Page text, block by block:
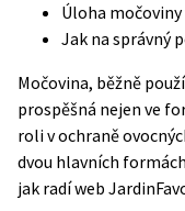
Úloha
Jak na správný
Močovina, běžně
prospěšná nejen ve
roli v ochraně
dvou hlavních
jak radí web